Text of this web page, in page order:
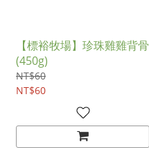
【標裕牧場】珍珠雞雞背骨
(450g)
NT$60
NT$60